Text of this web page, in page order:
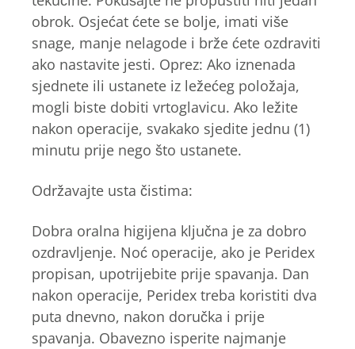
obrok. Osjećat ćete se bolje, imati više
snage, manje nelagode i brže ćete ozdraviti
ako nastavite jesti. Oprez: Ako iznenada
sjednete ili ustanete iz ležećeg položaja,
mogli biste dobiti vrtoglavicu. Ako ležite
nakon operacije, svakako sjedite jednu (1)
minutu prije nego što ustanete.
Održavajte usta čistima:
Dobra oralna higijena ključna je za dobro
ozdravljenje. Noć operacije, ako je Peridex
propisan, upotrijebite prije spavanja. Dan
nakon operacije, Peridex treba koristiti dva
puta dnevno, nakon doručka i prije
spavanja. Obavezno isperite najmanje